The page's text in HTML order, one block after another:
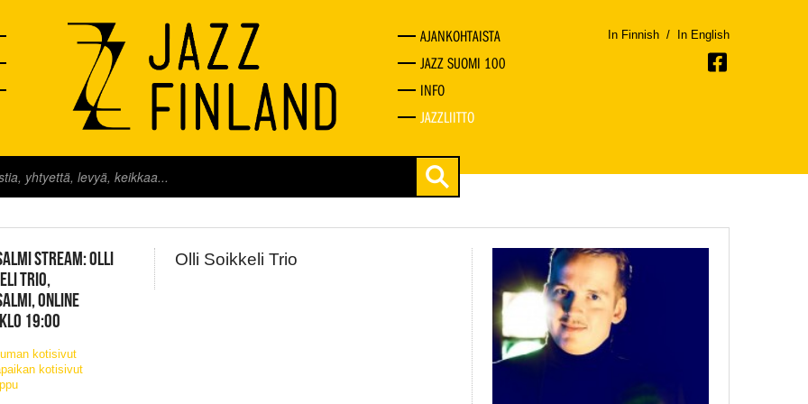
AJANKOHTAISTA
JAZZ SUOMI 100
INFO
JAZZLIITTO
In Finnish / In English
LIVE
STREAM: OLLI
TRIO,
ONLINE
19:00
kotisivut
kotisivut
Olli Soikkeli Trio